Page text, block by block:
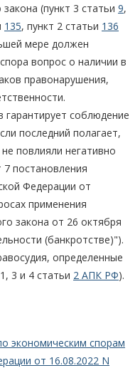
(пункт 3 статьи 9,
135, пункт 2 статьи 136
мере должен
вопрос о наличии в
правонарушения,
гарантирует соблюдение
последний полагает,
повлияли негативно
7 постановления
Федерации от
применения
закона от 26 октября
(банкротстве)").
определенные
3 и 4 статьи 2 АПК РФ).
экономическим спорам
от 16.08.2022 N